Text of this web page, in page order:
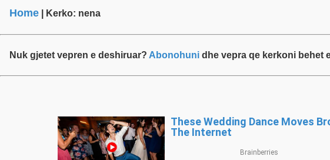
Home | Kerko: nena
Nuk gjetet vepren e deshiruar? Abonohuni dhe vepra qe kerkoni behet